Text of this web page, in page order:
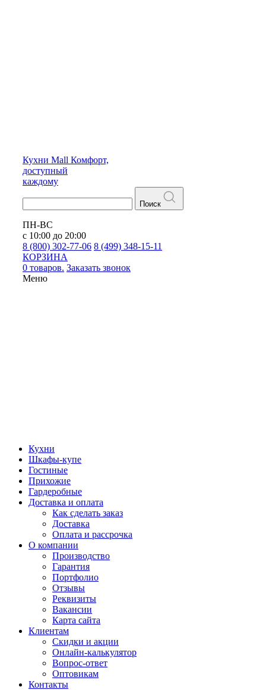
Кухни Mall Комфорт,
доступный
каждому
Поиск
ПН-ВС
с 10:00 до 20:00
8 (800) 302-77-06 8 (499) 348-15-11
КОРЗИНА
0 товаров. Заказать звонок
Меню
Кухни
Шкафы-купе
Гостиные
Прихожие
Гардеробные
Доставка и оплата
Как сделать заказ
Доставка
Оплата и рассрочка
О компании
Производство
Гарантия
Портфолио
Отзывы
Реквизиты
Вакансии
Карта сайта
Клиентам
Скидки и акции
Онлайн-калькулятор
Вопрос-ответ
Оптовикам
Контакты